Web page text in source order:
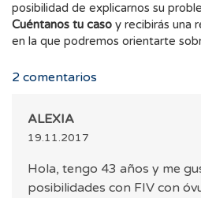
posibilidad de explicarnos su
Cuéntanos tu caso y recibirás una
en la que podremos orientarte
2 comentarios
ALEXIA
19.11.2017
Hola, tengo 43 años y me
posibilidades con FIV con